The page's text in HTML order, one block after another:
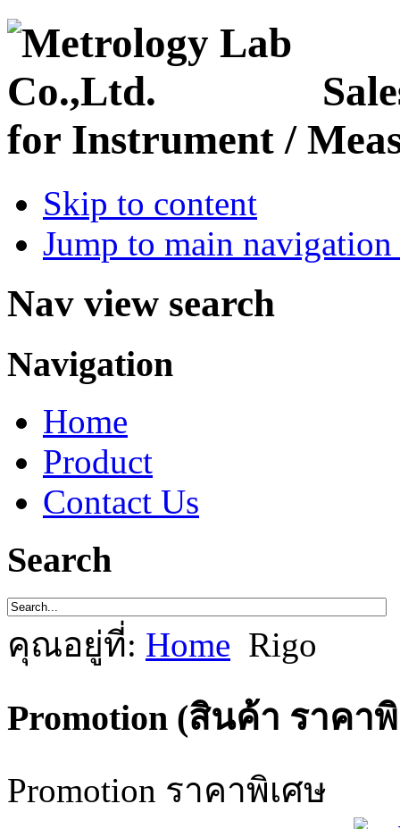
for Instrument /
Skip to content
Jump to main
Nav view search
Navigation
Home
Product
Contact Us
Search
คุณอยู่ที่: Home Rigo
Promotion (สินค้า ราคา
Promotion ราคาพิเศษ